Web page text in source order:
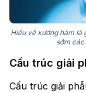
Hiểu về xương hàm là
sớm
Cấu trúc giải
Cấu trúc giải